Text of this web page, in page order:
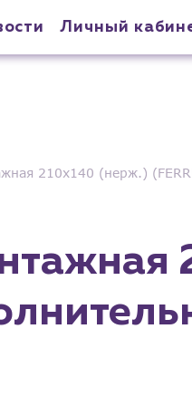
Личный
210х140 (нерж.)